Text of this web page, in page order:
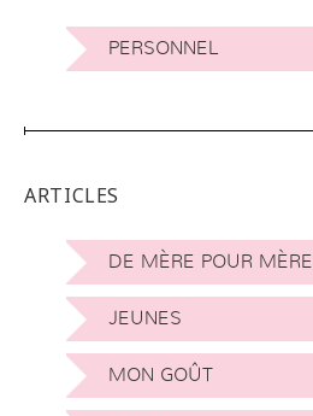
PERSONNEL
ARTICLES
DE MÈRE POUR MÈRE
JEUNES
MON GOÛT